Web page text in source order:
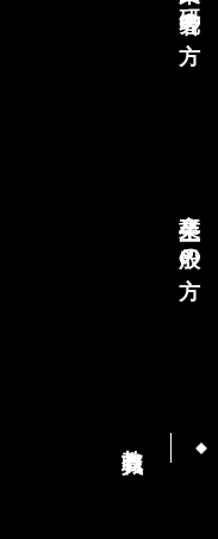
卒業生／一般の方